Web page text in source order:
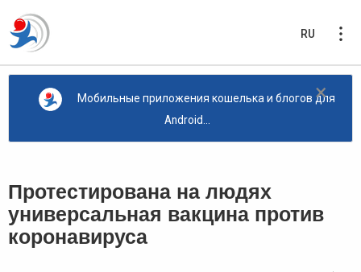
RU
×
Мобильные приложения кошелька и блогов для
Android...
Протестирована на людях
универсальная вакцина против
коронавируса